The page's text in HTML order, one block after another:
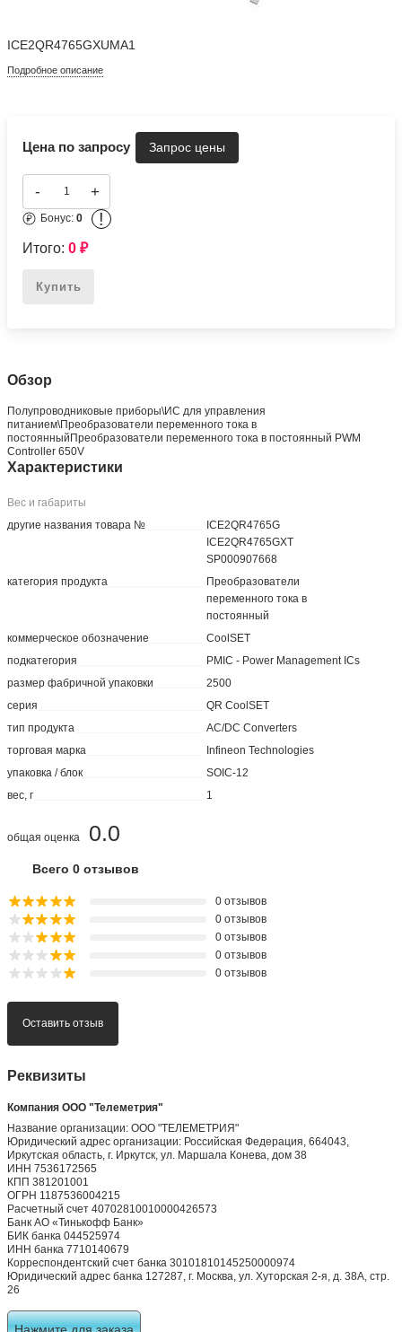
ICE2QR4765GXUMA1
Подробное описание
Цена по запросу
- +
Бонус:0 !
Итого:0₽
Купить
Обзор
Полупроводниковые приборы\ИС для управления
питанием\Преобразователи переменного тока в
постоянныйПреобразователи переменного тока в постоянный PWM
Controller 650V
Характеристики
Вес и габариты
другие названия товара №
ICE2QR4765G
ICE2QR4765GXT
SP000907668
категория продукта
Преобразователи
переменного тока в
постоянный
коммерческое обозначение
CoolSET
подкатегория
PMIC - Power Management ICs
размер фабричной упаковки
2500
серия
QR CoolSET
тип продукта
AC/DC Converters
торговая марка
Infineon Technologies
упаковка / блок
SOIC-12
вес, г
1
0.0
общая оценка
Всего 0 отзывов
0 отзывов
0 отзывов
0 отзывов
0 отзывов
0 отзывов
Оставить отзыв
Реквизиты
Компания ООО "Телеметрия"
Название организации: ООО "ТЕЛЕМЕТРИЯ"
Юридический адрес организации: Российская Федерация, 664043,
Иркутская область, г. Иркутск, ул. Маршала Конева, дом 38
ИНН 7536172565
КПП 381201001
ОГРН 1187536004215
Расчетный счет 40702810010000426573
Банк АО «Тинькофф Банк»
БИК банка 044525974
ИНН банка 7710140679
Корреспондентский счет банка 30101810145250000974
Юридический адрес банка 127287, г. Москва, ул. Хуторская 2-я, д. 38А, стр.
26